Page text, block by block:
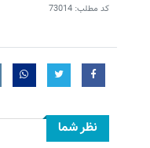
کد مطلب: 73014
نظر شما